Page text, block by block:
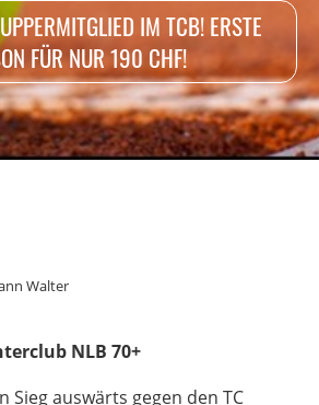
IM TCB! ERSTE
FÜR NUR 190 CHF!
Walter
NLB 70+
Sieg auswärts gegen den TC